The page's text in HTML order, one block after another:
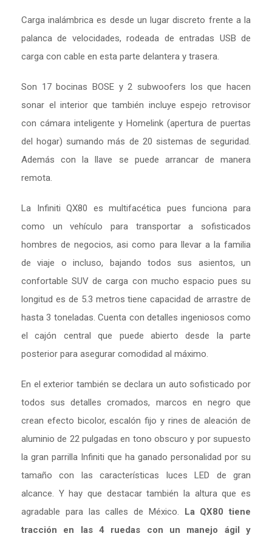
Carga inalámbrica es desde un lugar discreto frente a la
palanca de velocidades, rodeada de entradas USB de
carga con cable en esta parte delantera y trasera.
Son 17 bocinas BOSE y 2 subwoofers los que hacen
sonar el interior que también incluye espejo retrovisor
con cámara inteligente y Homelink (apertura de puertas
del hogar) sumando más de 20 sistemas de seguridad.
Además con la llave se puede arrancar de manera
remota.
La Infiniti QX80 es multifacética pues funciona para
como un vehículo para transportar a sofisticados
hombres de negocios, asi como para llevar a la familia
de viaje o incluso, bajando todos sus asientos, un
confortable SUV de carga con mucho espacio pues su
longitud es de 5.3 metros tiene capacidad de arrastre de
hasta 3 toneladas. Cuenta con detalles ingeniosos como
el cajón central que puede abierto desde la parte
posterior para asegurar comodidad al máximo.
En el exterior también se declara un auto sofisticado por
todos sus detalles cromados, marcos en negro que
crean efecto bicolor, escalón fijo y rines de aleación de
aluminio de 22 pulgadas en tono obscuro y por supuesto
la gran parrilla Infiniti que ha ganado personalidad por su
tamaño con las características luces LED de gran
alcance. Y hay que destacar también la altura que es
agradable para las calles de México. La QX80 tiene
tracción en las 4 ruedas con un manejo ágil y